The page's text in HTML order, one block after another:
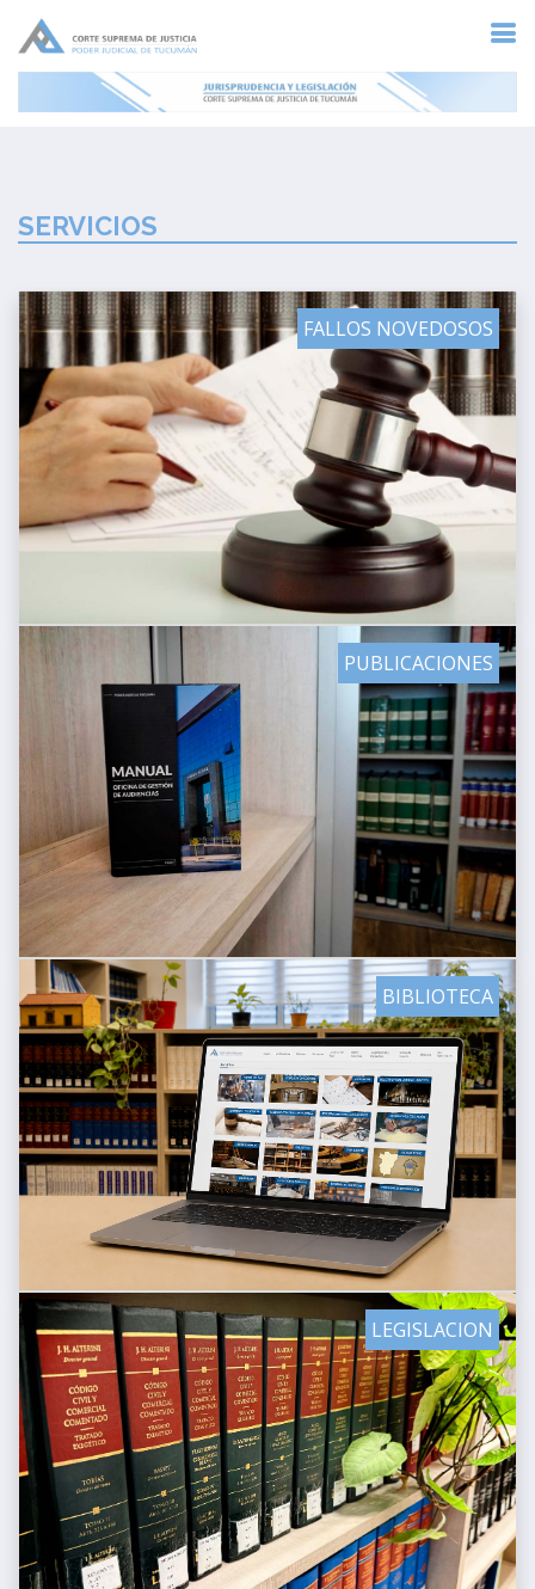
SERVICIOS
FALLOS NOVEDOSOS
PUBLICACIONES
BIBLIOTECA
LEGISLACION